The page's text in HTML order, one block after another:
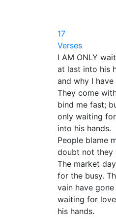
17
Verses
I AM ONLY
at last into his
and why I
They come
bind me fast;
only waiting
into his hands.
People blame
doubt not they
The market
for the busy.
vain have
waiting for
his hands.